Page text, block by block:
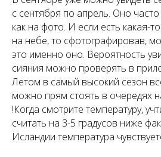
с сентября по апрель. Оно
как на фото. И если есть какая-
на небе, то сфотографировав,
это именно оно. Вероятность
сияния можно проверять в
Летом в самый высокий сезон
можно прям стоять в очередях
!Когда смотрите температуру,
считать на 3-5 градусов ниже
Исландии температура